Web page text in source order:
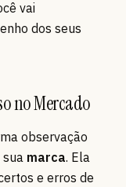
vai
dos seus
no Mercado
observação
marca. Ela
e erros de